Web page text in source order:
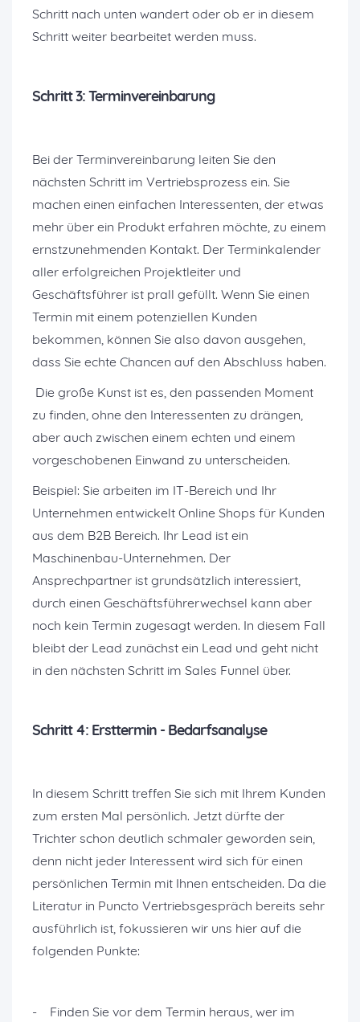
Schritt nach unten wandert oder ob er in diesem
Schritt weiter bearbeitet werden muss.
Schritt 3: Terminvereinbarung
Bei der Terminvereinbarung leiten Sie den
nächsten Schritt im Vertriebsprozess ein. Sie
machen einen einfachen Interessenten, der etwas
mehr über ein Produkt erfahren möchte, zu einem
ernstzunehmenden Kontakt. Der Terminkalender
aller erfolgreichen Projektleiter und
Geschäftsführer ist prall gefüllt. Wenn Sie einen
Termin mit einem potenziellen Kunden
bekommen, können Sie also davon ausgehen,
dass Sie echte Chancen auf den Abschluss haben.
Die große Kunst ist es, den passenden Moment
zu finden, ohne den Interessenten zu drängen,
aber auch zwischen einem echten und einem
vorgeschobenen Einwand zu unterscheiden.
Beispiel: Sie arbeiten im IT-Bereich und Ihr
Unternehmen entwickelt Online Shops für Kunden
aus dem B2B Bereich. Ihr Lead ist ein
Maschinenbau-Unternehmen. Der
Ansprechpartner ist grundsätzlich interessiert,
durch einen Geschäftsführerwechsel kann aber
noch kein Termin zugesagt werden. In diesem Fall
bleibt der Lead zunächst ein Lead und geht nicht
in den nächsten Schritt im Sales Funnel über.
Schritt 4: Ersttermin - Bedarfsanalyse
In diesem Schritt treffen Sie sich mit Ihrem Kunden
zum ersten Mal persönlich. Jetzt dürfte der
Trichter schon deutlich schmaler geworden sein,
denn nicht jeder Interessent wird sich für einen
persönlichen Termin mit Ihnen entscheiden. Da die
Literatur in Puncto Vertriebsgespräch bereits sehr
ausführlich ist, fokussieren wir uns hier auf die
folgenden Punkte:
- Finden Sie vor dem Termin heraus, wer im